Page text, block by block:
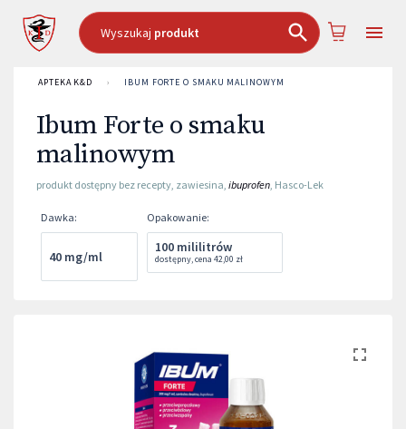
Wyszukaj produkt
APTEKA K&D › IBUM FORTE O SMAKU MALINOWYM
Ibum Forte o smaku
malinowym
produkt dostępny bez recepty, zawiesina, ibuprofen, Hasco-Lek
Dawka:
40 mg/ml
Opakowanie:
100 mililitrów
dostępny,cena 42,00 zł